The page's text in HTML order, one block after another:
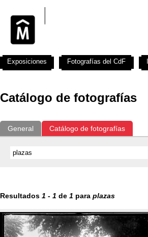
Catálogo de fotografías
General Catálogo de fotografías
Resultados 1 - 1 de 1 para plazas
Exposiciones Fotografías del CdF